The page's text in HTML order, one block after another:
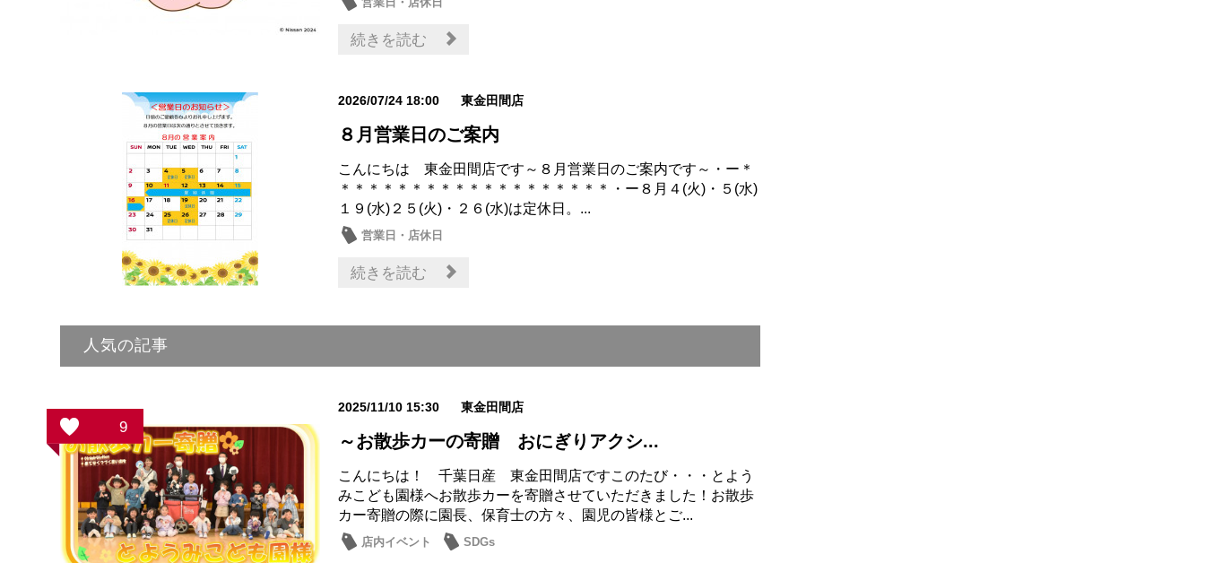
続きを読む
2026/07/24 18:00 東金田間店
８月営業日のご案内
こんにちは 東金田間店です～８月営業日のご案内です～・ー＊
＊＊＊＊＊＊＊＊＊＊＊＊＊＊＊＊＊＊＊・ー８月４(火)・５(水)
１９(水)２５(火)・２６(水)は定休日。...
営業日・店休日
続きを読む
人気の記事
9
2025/11/10 15:30 東金田間店
～お散歩カーの寄贈 おにぎりアクシ...
こんにちは！ 千葉日産 東金田間店ですこのたび・・・とよう
みこども園様へお散歩カーを寄贈させていただきました！お散歩
カー寄贈の際に園長、保育士の方々、園児の皆様とご...
店内イベント SDGs